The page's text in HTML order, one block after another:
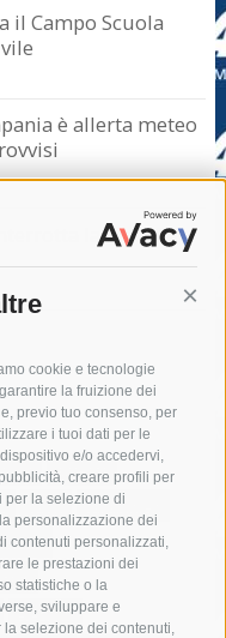
cookie e tecnologie
la fruizione dei
previo tuo consenso, per
i tuoi dati per le
e/o accedervi,
creare profili per
per la selezione di
personalizzazione dei
contenuti personalizzati,
le prestazioni dei
statistiche o la
sviluppare e
selezione dei contenuti,
il Campo Scuola
è allerta meteo
la linea Eav
arresto
capri
carabinieri
elezioni